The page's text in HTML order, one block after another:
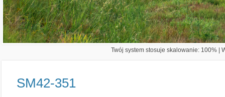
Twój system stosuje skalowanie: 100% |
SM42-351